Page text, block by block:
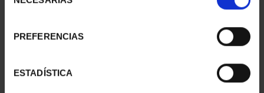
PREFERENCIAS
ESTADÍSTICA
registrados
registrados